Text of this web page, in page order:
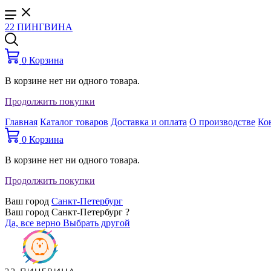
22 ПИНГВИНА
0 Корзина
В корзине нет ни одного товара.
Продолжить покупки
Главная Каталог товаров Доставка и оплата О производстве
0 Корзина
В корзине нет ни одного товара.
Продолжить покупки
Ваш город Санкт-Петербург
Ваш город Санкт-Петербург ?
Да, все верно Выбрать другой